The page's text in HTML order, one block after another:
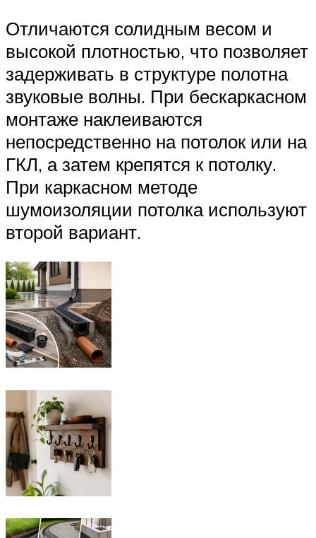
Отличаются солидным весом и
высокой плотностью, что позволяет
задерживать в структуре полотна
звуковые волны. При бескаркасном
монтаже наклеиваются
непосредственно на потолок или на
ГКЛ, а затем крепятся к потолку.
При каркасном методе
шумоизоляции потолка используют
второй вариант.